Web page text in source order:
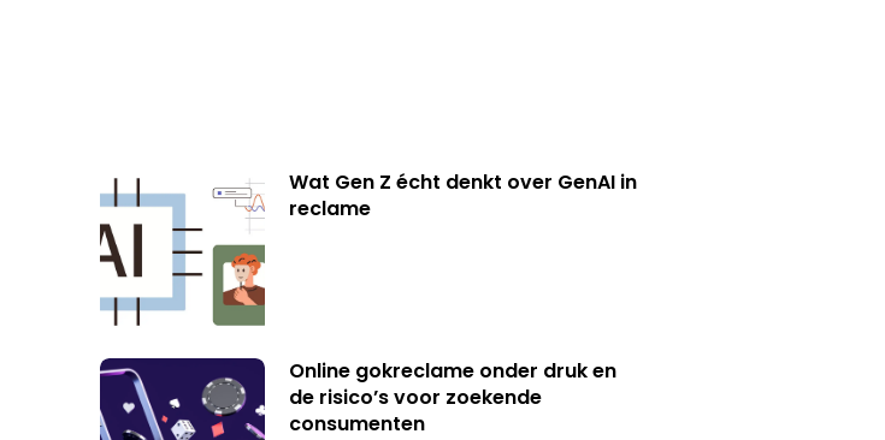
Wat Gen Z écht denkt over GenAI in
reclame
Online gokreclame onder druk en
de risico’s voor zoekende
consumenten